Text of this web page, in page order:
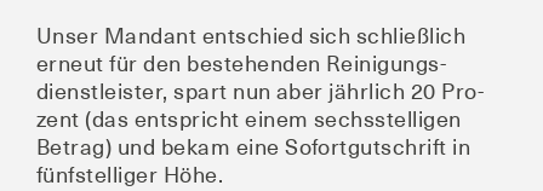
Unser Man­dant ent­schied sich schließ­lich
erneut für den bestehen­den Rei­ni­gungs­
dienst­leis­ter, spart nun aber jähr­lich 20 Pro­
zent (das ent­spricht einem sechs­stel­li­gen
Betrag) und bekam eine Sofort­gut­schrift in
fünf­stel­li­ger Höhe.